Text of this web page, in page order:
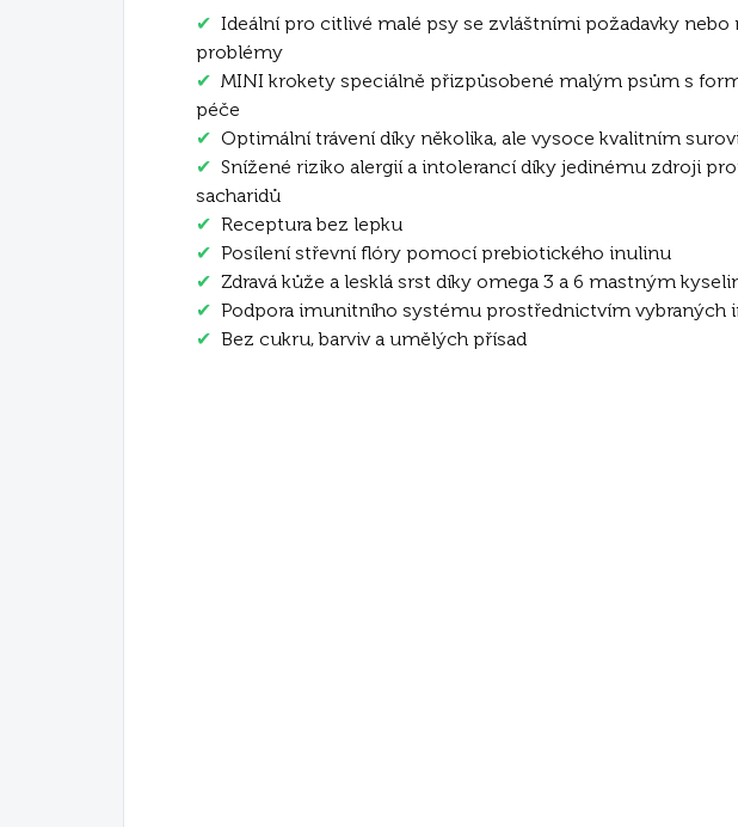
✔ Ideální pro citlivé malé psy se zvláštními požadavky
problémy
✔ MINI krokety speciálně přizpůsobené malým psům s
péče
✔ Optimální trávení díky několika, ale vysoce kvalitním
✔ Snížené riziko alergií a intolerancí díky jedinému zdroji
sacharidů
✔ Receptura bez lepku
✔ Posílení střevní flóry pomocí prebiotického inulinu
✔ Zdravá kůže a lesklá srst díky omega 3 a 6 mastným
✔ Podpora imunitního systému prostřednictvím vybraných
✔ Bez cukru, barviv a umělých přísad